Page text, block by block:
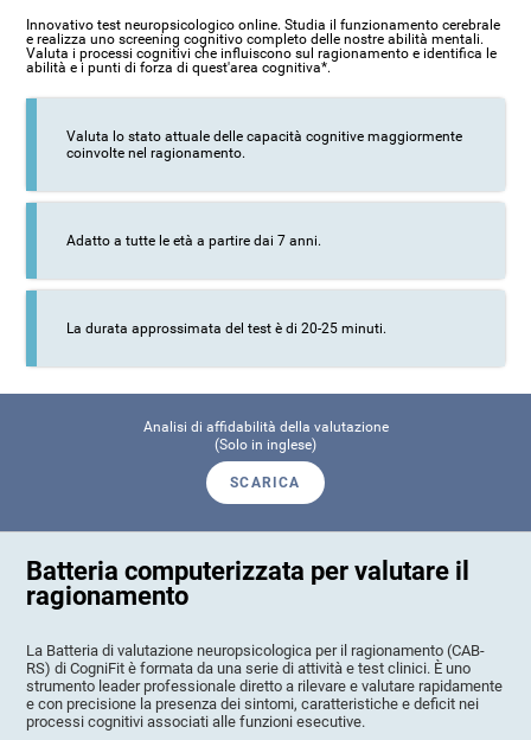
Innovativo test neuropsicologico online. Studia il funzionamento cerebrale
e realizza uno screening cognitivo completo delle nostre abilità mentali.
Valuta i processi cognitivi che influiscono sul ragionamento e identifica le
abilità e i punti di forza di quest'area cognitiva*.
Valuta lo stato attuale delle capacità cognitive maggiormente
coinvolte nel ragionamento.
Adatto a tutte le età a partire dai 7 anni.
La durata approssimata del test è di 20-25 minuti.
Analisi di affidabilità della valutazione
(Solo in inglese)
SCARICA
Batteria computerizzata per valutare il
ragionamento
La Batteria di valutazione neuropsicologica per il ragionamento (CAB-
RS) di CogniFit è formata da una serie di attività e test clinici. È uno
strumento leader professionale diretto a rilevare e valutare rapidamente
e con precisione la presenza dei sintomi, caratteristiche e deficit nei
processi cognitivi associati alle funzioni esecutive.